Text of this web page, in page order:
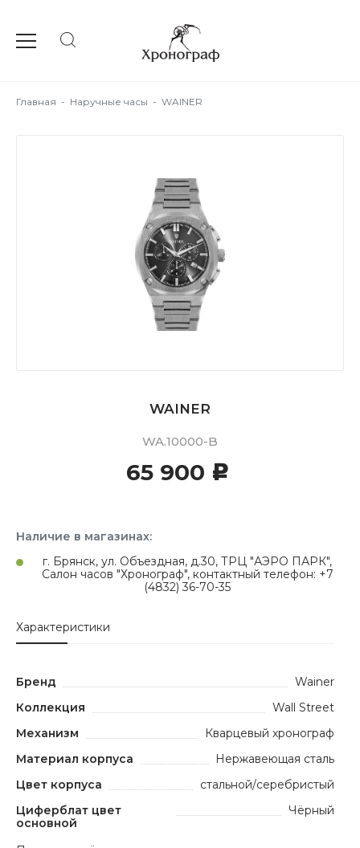
Главная - Наручные часы - WAINER
WAINER
WA.10000-B
65 900 c
Наличие в магазинах:
г. Брянск, ул. Объездная, д.30, ТРЦ "АЭРО ПАРК",
Салон часов "Хронограф", контактный телефон: +7
(4832) 36-70-35
Характеристики
Бренд
Wainer
Коллекция
Wall Street
Механизм
Кварцевый хронограф
Материал корпуса
Нержавеющая сталь
Цвет корпуса
стальной/серебристый
Циферблат цвет
основной
Чёрный